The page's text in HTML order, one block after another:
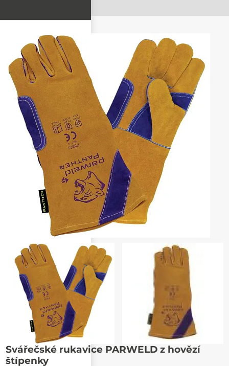
Svářečské rukavice PARWELD z hovězí
štípenky
Poslat známému